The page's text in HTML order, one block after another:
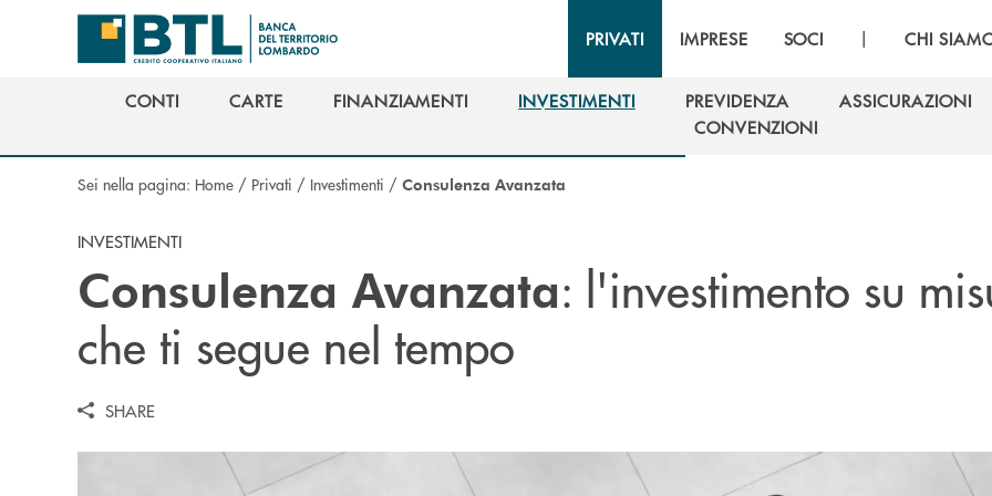
Salta al contenuto principale
PRIVATI IMPRESE SOCI | CHI
CONTI
CARTE
FINANZIAMENTI
INVESTIMENTI
PREVIDENZA
PREVIDENZA
ASSICURAZIONI
CONVENZIONI
Sei nella pagina: Home / Privati / Investimenti / Consulenza Avanzata
INVESTIMENTI
Consulenza Avanzata: l'investimento su
che ti segue nel tempo
SHARE